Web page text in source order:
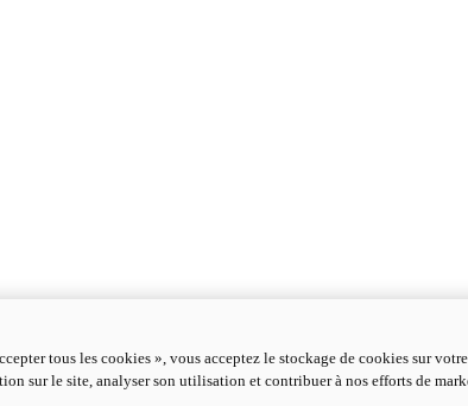
tous les cookies », vous acceptez le stockage de cookies sur
sur le site, analyser son utilisation et contribuer à nos efforts de